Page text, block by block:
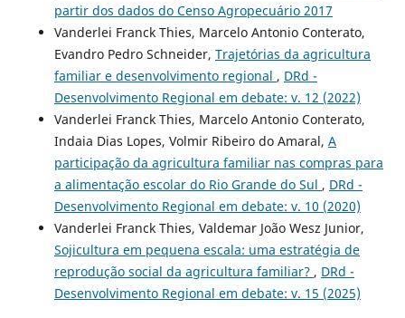
partir dos dados do Censo Agropecuário 2017
Vanderlei Franck Thies, Marcelo Antonio Conterato,
Evandro Pedro Schneider, Trajetórias da agricultura
familiar e desenvolvimento regional , DRd -
Desenvolvimento Regional em debate: v. 12 (2022)
Vanderlei Franck Thies, Marcelo Antonio Conterato,
Indaia Dias Lopes, Volmir Ribeiro do Amaral, A
participação da agricultura familiar nas compras para
a alimentação escolar do Rio Grande do Sul , DRd -
Desenvolvimento Regional em debate: v. 10 (2020)
Vanderlei Franck Thies, Valdemar João Wesz Junior,
Sojicultura em pequena escala: uma estratégia de
reprodução social da agricultura familiar? , DRd -
Desenvolvimento Regional em debate: v. 15 (2025)